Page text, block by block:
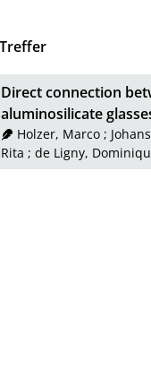
Treffer
Direct connection
aluminosilicate
Holzer, Marco ;
Rita ; de Ligny,